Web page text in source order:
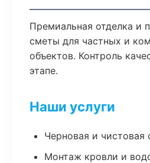
Премиальная отделка и
сметы для частных и
объектов. Контроль
этапе.
Наши услуги
Черновая и чистовая
Монтаж кровли и